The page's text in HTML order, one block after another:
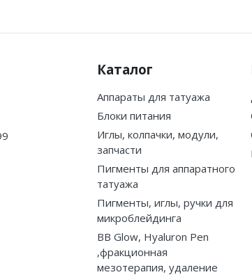
Каталог
Аппараты для татуажа
Блоки питания
Иглы, колпачки, модули,
запчасти
Пигменты для аппаратного
татуажа
Пигменты, иглы, ручки для
микроблейдинга
BB Glow, Hyaluron Pen
,фракционная
мезотерапия, удаление